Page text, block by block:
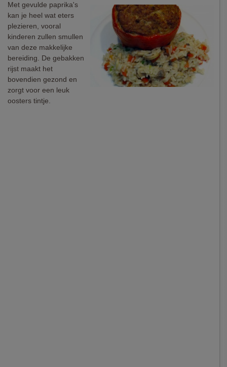
Met gevulde paprika's
kan je heel wat eters
plezieren, vooral
kinderen zullen smullen
van deze makkelijke
bereiding. De gebakken
rijst maakt het
bovendien gezond en
zorgt voor een leuk
oosters tintje.